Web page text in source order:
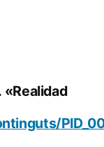
«Realidad